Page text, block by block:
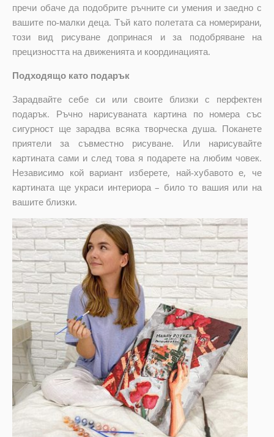
пречи обаче да подобрите ръчните си умения и заедно с
вашите по-малки деца. Тъй като полетата са номерирани,
този вид рисуване допринася и за подобряване на
прецизността на движенията и координацията.
Подходящо като подарък
Зарадвайте себе си или своите близки с перфектен
подарък. Ръчно нарисуваната картина по номера със
сигурност ще зарадва всяка творческа душа. Поканете
приятели за съвместно рисуване. Или нарисувайте
картината сами и след това я подарете на любим човек.
Независимо кой вариант изберете, най-хубавото е, че
картината ще украси интериора – било то вашия или на
вашите близки.